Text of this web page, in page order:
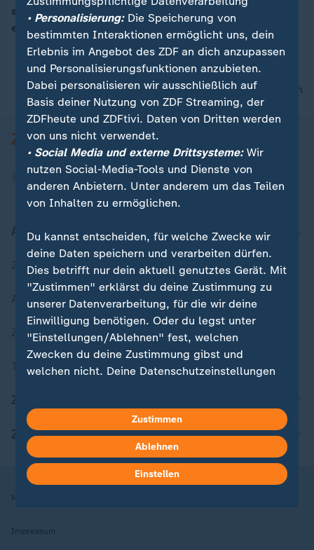
seine Rede wurde, von DJs gemixt, auf Social Media
ein Hype.
nach oben
Aktuell bei ZDFheute
Zuletzt veröffentlicht
Aktuelle Sendungs-Videos
ZDFheute Stories
Themen im Überblick
ZDFheute Apps
Nutzungsbedingungen
Impressum
• Personalisierung:Die Speicherung von
bestimmten Interaktionen ermöglicht uns, dein
Erlebnis im Angebot des ZDF an dich anzupassen
und Personalisierungsfunktionen anzubieten.
Dabei personalisieren wir ausschließlich auf
Basis deiner Nutzung von ZDF Streaming, der
ZDFheute und ZDFtivi. Daten von Dritten werden
von uns nicht verwendet.
• Social Media und externe Drittsysteme:Wir
nutzen Social-Media-Tools und Dienste von
anderen Anbietern. Unter anderem um das Teilen
von Inhalten zu ermöglichen.
Du kannst entscheiden, für welche Zwecke wir
deine Daten speichern und verarbeiten dürfen.
Dies betrifft nur dein aktuell genutztes Gerät. Mit
"Zustimmen" erklärst du deine Zustimmung zu
unserer Datenverarbeitung, für die wir deine
Einwilligung benötigen. Oder du legst unter
"Einstellungen/Ablehnen" fest, welchen
Zwecken du deine Zustimmung gibst und
welchen nicht. Deine Datenschutzeinstellungen
Hier findest du das Impressum.
Weitere Informationen findest du in unserer
Datenschutzerklärung.
Zustimmen
Ablehnen
Einstellen